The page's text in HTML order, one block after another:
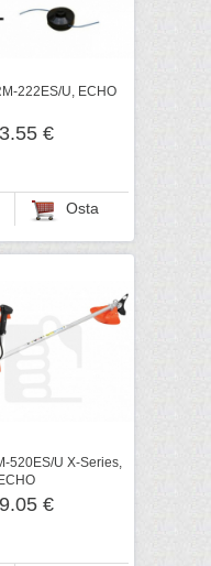
222ES/U, ECHO
€
Osta
520ES/U X-Series,
ECHO
€